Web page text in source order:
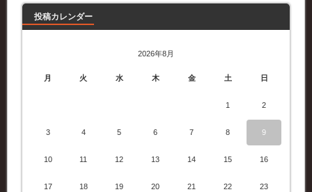
投稿カレンダー
2026年8月
月 火 水 木 金 土 日
1 2
3 4 5 6 7 8 9
10 11 12 13 14 15 16
17 18 19 20 21 22 23